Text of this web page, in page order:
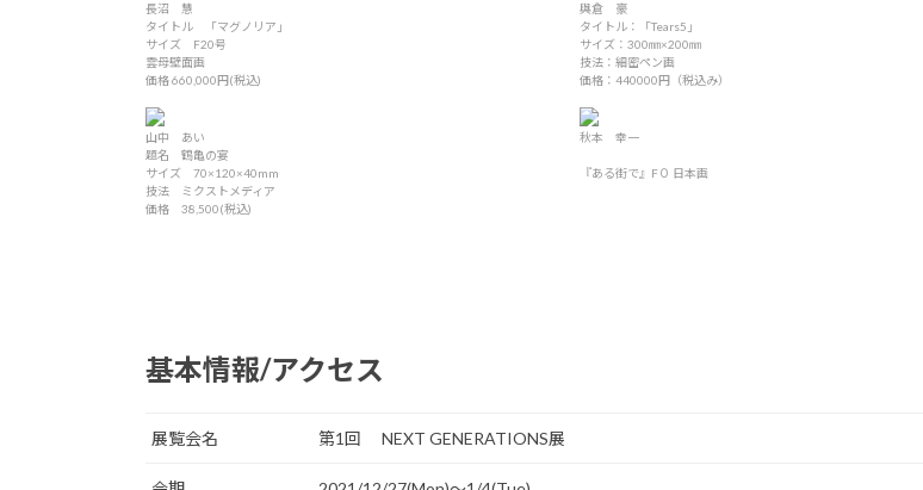
長沼 慧
タイトル 「マグノリア」
サイズ F20号
雲母壁面画
価格 660,000円(税込)
與倉 豪
タイトル：「Tears5」
サイズ：300㎜×200㎜
技法：細密ペン画
価格：440000円（税込み）
山中 あい
題名 鶴亀の宴
サイズ 70×120×40mm
技法 ミクストメディア
価格 38,500(税込)
秋本 幸一
『ある街で』F０ 日本画
基本情報/アクセス
展覧会名 第1回 NEXT GENERATIONS展